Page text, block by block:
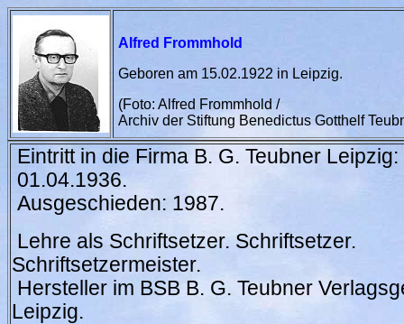
Alfred Frommhold
Geboren am 15.02.1922 in Leipzig.
(Foto: Alfred Frommhold /
Archiv der Stiftung Benedictus Gotthelf
Eintritt in die Firma B. G. Teubner Leipzig:
01.04.1936.
Ausgeschieden: 1987.
Lehre als Schriftsetzer. Schriftsetzer.
Schriftsetzermeister.
Hersteller im BSB B. G. Teubner
Leipzig.